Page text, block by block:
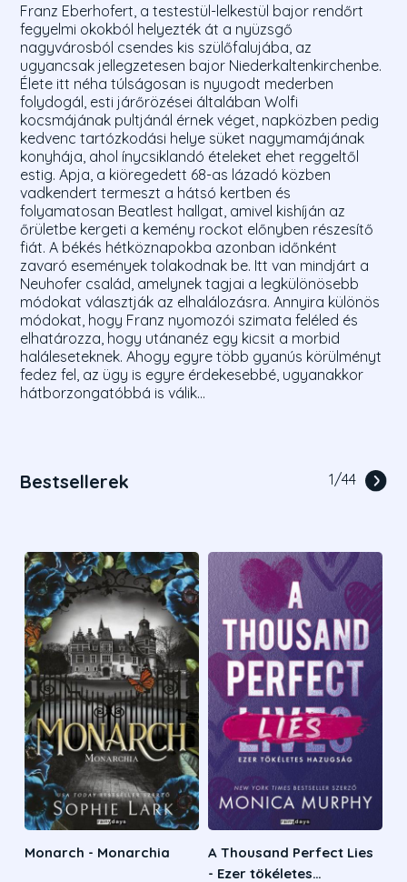
Franz Eberhofert, a testestül-lelkestül bajor rendőrt
fegyelmi okokból helyezték át a nyüzsgő
nagyvárosból csendes kis szülőfalujába, az
ugyancsak jellegzetesen bajor Niederkaltenkirchenbe.
Élete itt néha túlságosan is nyugodt mederben
folydogál, esti járőrözései általában Wolfi
kocsmájának pultjánál érnek véget, napközben pedig
kedvenc tartózkodási helye süket nagymamájának
konyhája, ahol ínycsiklandó ételeket ehet reggeltől
estig. Apja, a kiöregedett 68-as lázadó közben
vadkendert termeszt a hátsó kertben és
folyamatosan Beatlest hallgat, amivel kishíján az
őrületbe kergeti a kemény rockot előnyben részesítő
fiát. A békés hétköznapokba azonban időnként
zavaró események tolakodnak be. Itt van mindjárt a
Neuhofer család, amelynek tagjai a legkülönösebb
módokat választják az elhalálozásra. Annyira különös
módokat, hogy Franz nyomozói szimata feléled és
elhatározza, hogy utánanéz egy kicsit a morbid
haláleseteknek. Ahogy egyre több gyanús körülményt
fedez fel, az ügy is egyre érdekesebbé, ugyanakkor
hátborzongatóbbá is válik…
Bestsellerek 1/44
Monarch - Monarchia
A Thousand Perfect Lies
- Ezer tökéletes